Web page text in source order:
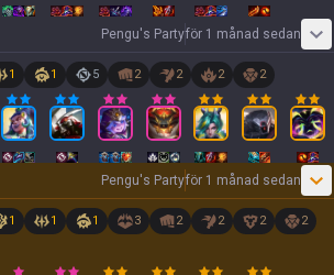
Pengu's Partyför 1 månad sedan
1 1 5 2 2 2 2
Pengu's Partyför 1 månad sedan
1 1 1 3 2 2 2
2